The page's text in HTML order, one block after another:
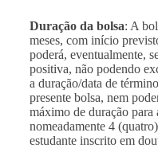
Duração da bolsa: A
meses, com início
poderá, eventualmente,
positiva, não podendo
a duração/data de
presente bolsa, nem
máximo de duração para
nomeadamente 4
estudante inscrito em